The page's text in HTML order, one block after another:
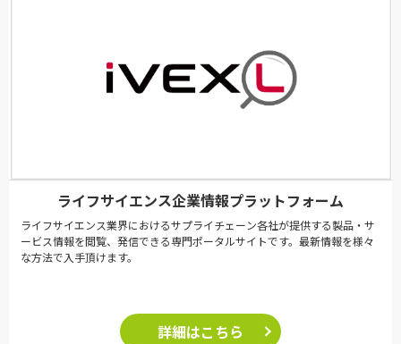
ライフサイエンス企業情報プラットフォーム
ライフサイエンス業界におけるサプライチェーン各社が提供する製品・サ
ービス情報を閲覧、発信できる専門ポータルサイトです。最新情報を様々
な方法で入手頂けます。
詳細はこちら